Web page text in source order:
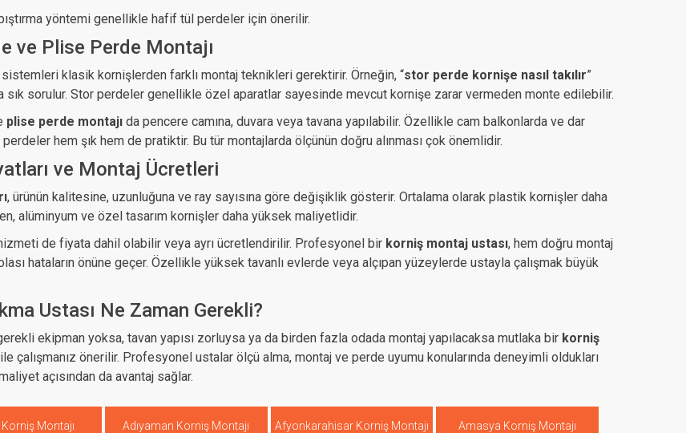
yöntemi genellikle hafif tül perdeler için önerilir.
ve Plise Perde Montajı
klasik kornişlerden farklı montaj teknikleri gerektirir. Örneğin, “stor perde kornişe nasıl takılır”
sık sorulur. Stor perdeler genellikle özel aparatlar sayesinde mevcut kornişe zarar vermeden monte edilebilir.
plise perde montajı da pencere camına, duvara veya tavana yapılabilir. Özellikle cam balkonlarda ve dar
hem şık hem de pratiktir. Bu tür montajlarda ölçünün doğru alınması çok önemlidir.
ve Montaj Ücretleri
, ürünün kalitesine, uzunluğuna ve ray sayısına göre değişiklik gösterir. Ortalama olarak plastik kornişler daha
alüminyum ve özel tasarım kornişler daha yüksek maliyetlidir.
de fiyata dahil olabilir veya ayrı ücretlendirilir. Profesyonel bir korniş montaj ustası, hem doğru montaj
hataların önüne geçer. Özellikle yüksek tavanlı evlerde veya alçıpan yüzeylerde ustayla çalışmak büyük
Ustası Ne Zaman Gerekli?
ekipman yoksa, tavan yapısı zorluysa ya da birden fazla odada montaj yapılacaksa mutlaka bir korniş
ile çalışmanız önerilir. Profesyonel ustalar ölçü alma, montaj ve perde uyumu konularında deneyimli oldukları
açısından da avantaj sağlar.
Montajı Adıyaman Korniş Montajı Afyonkarahisar Korniş Montajı Amasya Korniş Montajı